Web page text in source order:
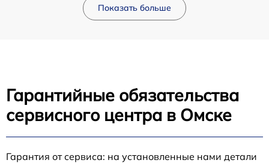
Показать больше
Гарантийные обязательства
сервисного центра в Омске
Гарантия от сервиса: на установленные нами детали